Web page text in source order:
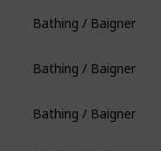
Bathing / Baigner
Bathing / Baigner
Bathing / Baigner